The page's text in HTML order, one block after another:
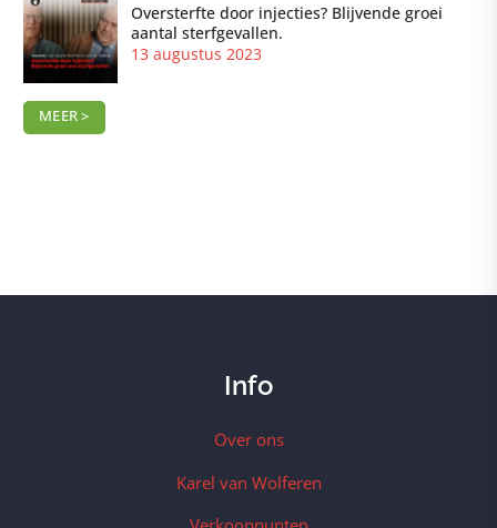
Oversterfte door injecties? Blijvende groei
aantal sterfgevallen.
13 augustus 2023
MEER >
Info
Over ons
Karel van Wolferen